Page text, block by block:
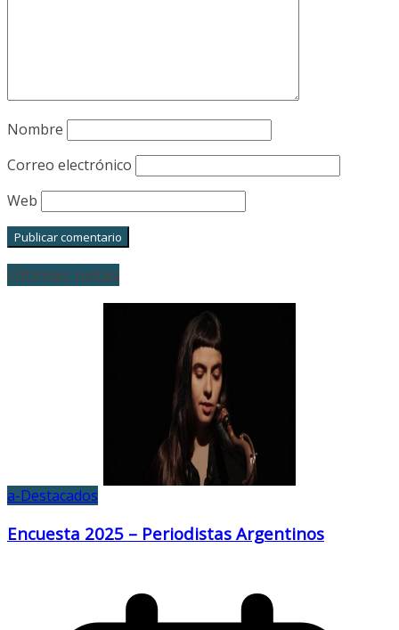
Nombre
Correo electrónico
Web
Últimas notas
a-Destacados
Encuesta 2025 – Periodistas Argentinos